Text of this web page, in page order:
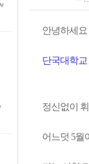
안녕하세요
단국대학
정신없이
어느덧 5월